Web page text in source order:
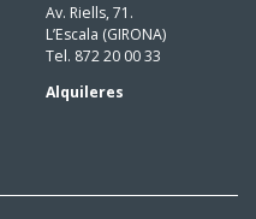
Av. Riells, 71.
L’Escala (GIRONA)
Tel. 872 20 00 33
Alquileres